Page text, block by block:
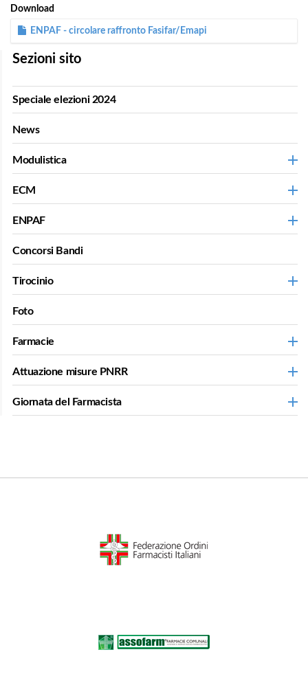
Download
ENPAF - circolare raffronto Fasifar/Emapi
Sezioni sito
Speciale elezioni 2024
News
Modulistica
ECM
ENPAF
Concorsi Bandi
Tirocinio
Foto
Farmacie
Attuazione misure PNRR
Giornata del Farmacista